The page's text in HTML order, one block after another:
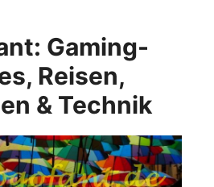
Gaming-
Reisen,
& Technik